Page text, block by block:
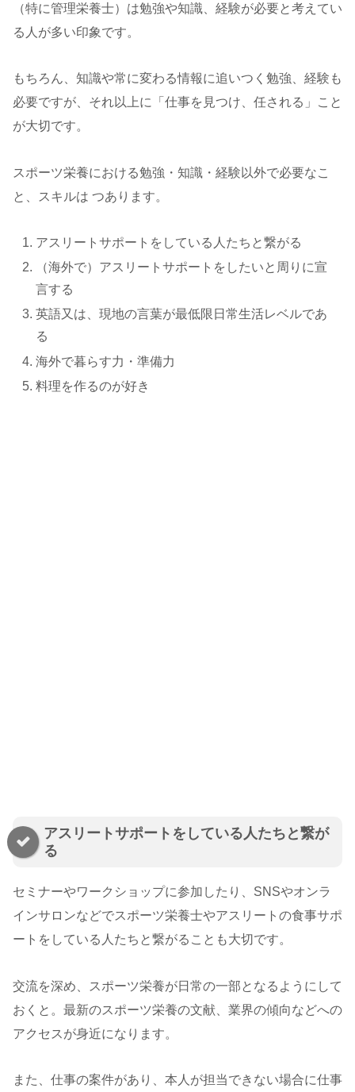
（特に管理栄養士）は勉強や知識、経験が必要と考えてい
る人が多い印象です。
もちろん、知識や常に変わる情報に追いつく勉強、経験も
必要ですが、それ以上に「仕事を見つけ、任される」こと
が大切です。
スポーツ栄養における勉強・知識・経験以外で必要なこ
と、スキルは つあります。
アスリートサポートをしている人たちと繋がる
（海外で）アスリートサポートをしたいと周りに宣
言する
英語又は、現地の言葉が最低限日常生活レベルであ
る
海外で暮らす力・準備力
料理を作るのが好き
アスリートサポートをしている人たちと繋が
る
セミナーやワークショップに参加したり、SNSやオンラ
インサロンなどでスポーツ栄養士やアスリートの食事サポ
ートをしている人たちと繋がることも大切です。
交流を深め、スポーツ栄養が日常の一部となるようにして
おくと。最新のスポーツ栄養の文献、業界の傾向などへの
アクセスが身近になります。
また、仕事の案件があり、本人が担当できない場合に仕事